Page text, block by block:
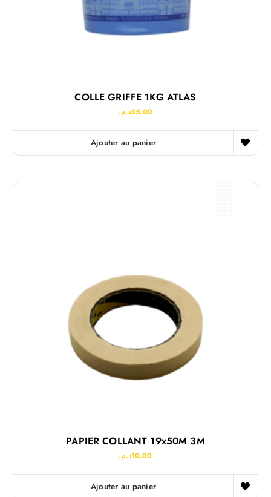
COLLE GRIFFE 1KG ATLAS
35.00د.م.
Ajouter au panier
PAPIER COLLANT 19x50M 3M
10.00د.م.
Ajouter au panier